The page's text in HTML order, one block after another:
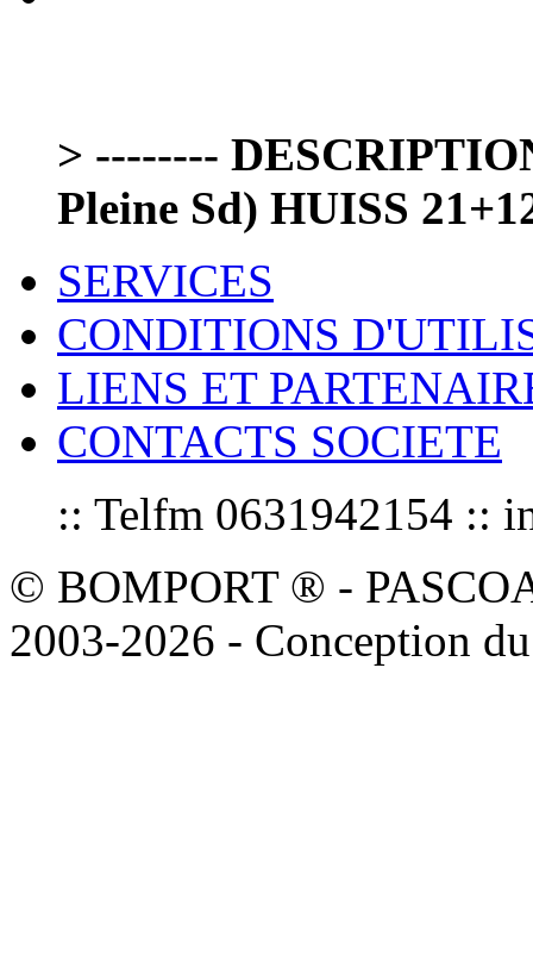
> --------
Pleine Sd) HUISS
SERVICES
CONDITIONS
LIENS ET
CONTACTS SOCIETE
:: Telfm 0631942154 ::
© BOMPORT ® -
2003-2026 - Conception